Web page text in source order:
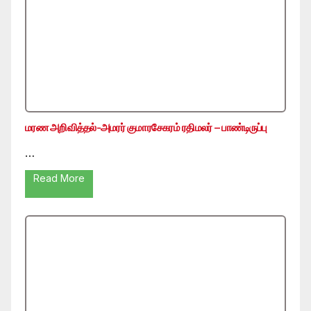
மரண அறிவித்தல்-அமரர் குமாரசேகரம் ரதிமலர் – பாண்டிருப்பு
…
Read More